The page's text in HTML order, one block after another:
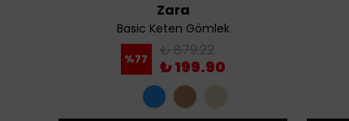
Zara
Basic Keten Gömlek
%77 ₺ 879.22
₺ 199.90